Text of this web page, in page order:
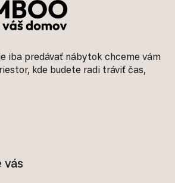
iba predávať nábytok chceme vám
kde budete radi tráviť čas,
vás